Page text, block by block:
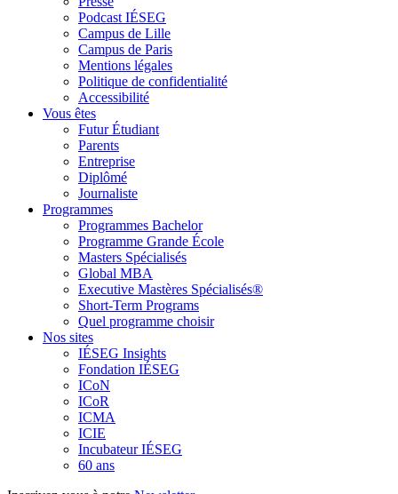
Podcast IÉSEG
Campus de Lille
Campus de Paris
Mentions légales
Politique de confidentialité
Accessibilité
Vous êtes
Futur Étudiant
Parents
Entreprise
Diplômé
Journaliste
Programmes
Programmes Bachelor
Programme Grande École
Masters Spécialisés
Global MBA
Executive Mastères Spécialisés®
Short-Term Programs
Quel programme choisir
Nos sites
IÉSEG Insights
Fondation IÉSEG
ICoN
ICoR
ICMA
ICIE
Incubateur IÉSEG
60 ans